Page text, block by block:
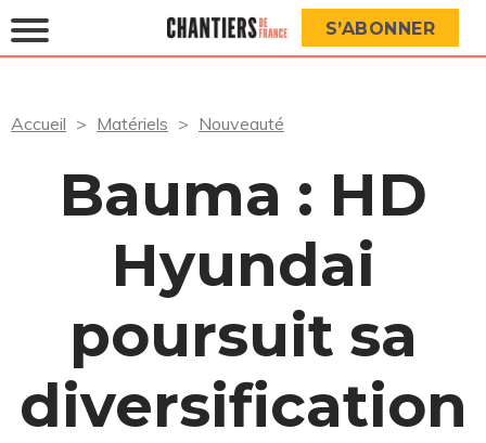
S’ABONNER
Accueil Matériels Nouveauté
Bauma : HD
Hyundai
poursuit sa
diversification